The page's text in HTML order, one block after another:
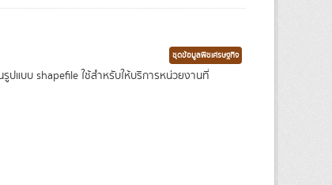
ชุดข้อมูลพืชเศรษฐกิจ
ปแบบ shapefile ใช้สำหรับให้บริการหน่วยงานที่